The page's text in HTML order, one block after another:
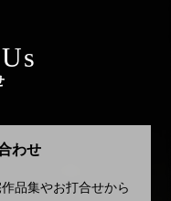
わせ
品集やお打合せから